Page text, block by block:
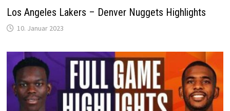
Los Angeles Lakers – Denver Nuggets Highlights
10. Januar 2023